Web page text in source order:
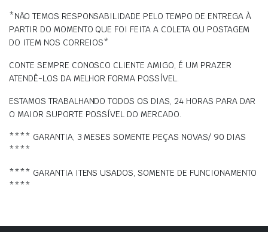
*NÃO TEMOS RESPONSABILIDADE PELO TEMPO DE ENTREGA À
PARTIR DO MOMENTO QUE FOI FEITA A COLETA OU POSTAGEM
DO ITEM NOS CORREIOS*
CONTE SEMPRE CONOSCO CLIENTE AMIGO, É UM PRAZER
ATENDÊ-LOS DA MELHOR FORMA POSSÍVEL.
ESTAMOS TRABALHANDO TODOS OS DIAS, 24 HORAS PARA DAR
O MAIOR SUPORTE POSSÍVEL DO MERCADO.
**** GARANTIA, 3 MESES SOMENTE PEÇAS NOVAS/ 90 DIAS
****
**** GARANTIA ITENS USADOS, SOMENTE DE FUNCIONAMENTO
****